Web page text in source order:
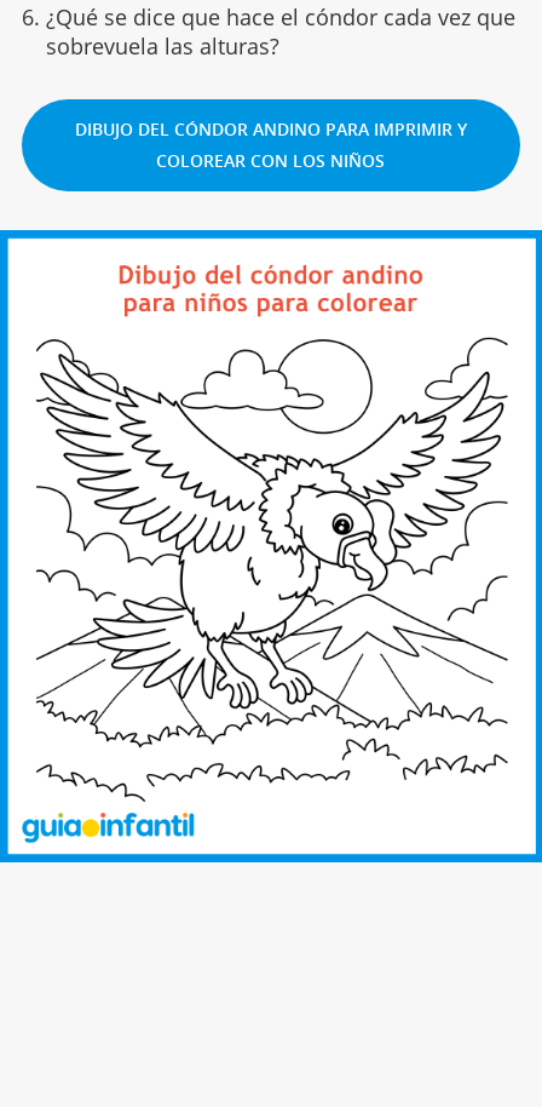
¿Qué se dice que hace el cóndor cada vez que
sobrevuela las alturas?
DIBUJO DEL CÓNDOR ANDINO PARA IMPRIMIR Y
COLOREAR CON LOS NIÑOS